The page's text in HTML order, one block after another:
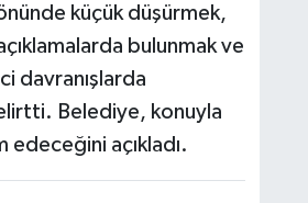
küçük düşürmek,
bulunmak ve
davranışlarda
Belediye, konuyla
açıkladı.